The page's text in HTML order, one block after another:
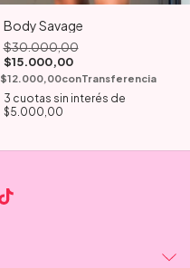
Body Savage
$30.000,00
$15.000,00
$12.000,00conTransferencia
3 cuotas sin interés de
$5.000,00